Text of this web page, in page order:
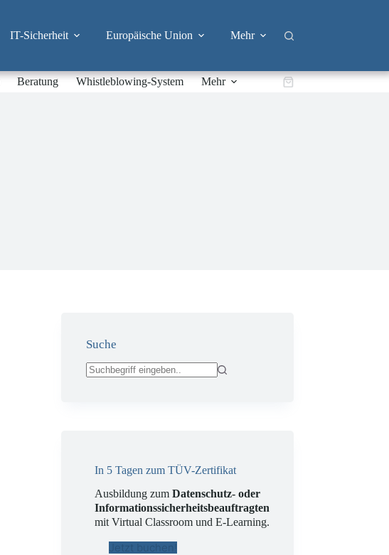
IT-Sicherheit Europäische Union Mehr
Beratung Whistleblowing-System Mehr Warenkorb
Suche
In 5 Tagen zum TÜV-Zertifikat
Ausbildung zumDatenschutz- oder
Informationssicherheitsbeauftragten
mit Virtual Classroom und E-Learning.
Jetzt buchen!